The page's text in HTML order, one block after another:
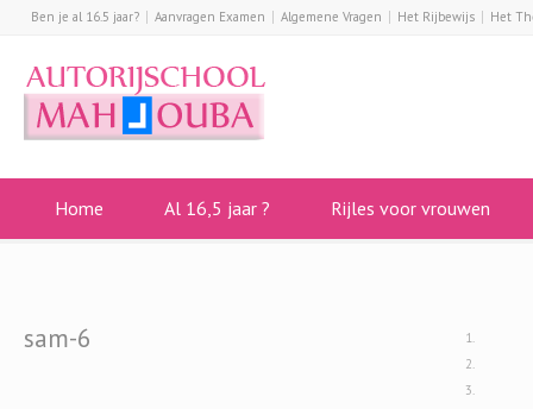
Ben je al 16.5 jaar? Aanvragen Examen Algemene Vragen Het Rijbewijs Het
Home Al 16,5 jaar ? Rijles voor vrouwen
sam-6